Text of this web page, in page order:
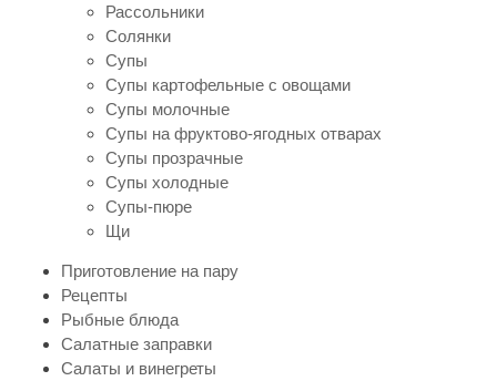
Рассольники
Солянки
Супы
Супы картофельные с овощами
Супы молочные
Супы на фруктово-ягодных отварах
Супы прозрачные
Супы холодные
Супы-пюре
Щи
Приготовление на пару
Рецепты
Рыбные блюда
Салатные заправки
Салаты и винегреты